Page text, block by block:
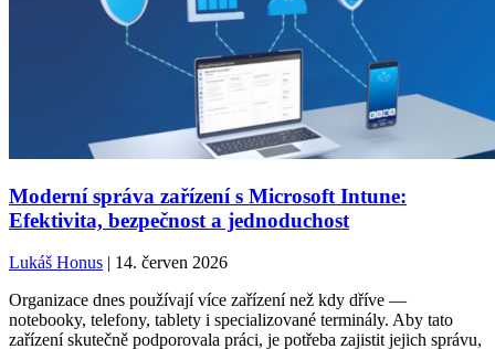
Moderní správa zařízení s Microsoft Intune:
Efektivita, bezpečnost a jednoduchost
Lukáš Honus | 14. červen 2026
Organizace dnes používají více zařízení než kdy dříve —
notebooky, telefony, tablety i specializované terminály. Aby tato
zařízení skutečně podporovala práci, je potřeba zajistit jejich správu,